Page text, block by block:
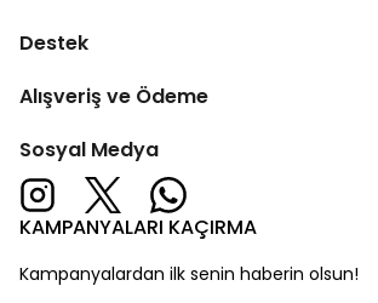
Destek
Alışveriş ve Ödeme
Sosyal Medya
KAMPANYALARI KAÇIRMA
Kampanyalardan ilk senin haberin olsun!